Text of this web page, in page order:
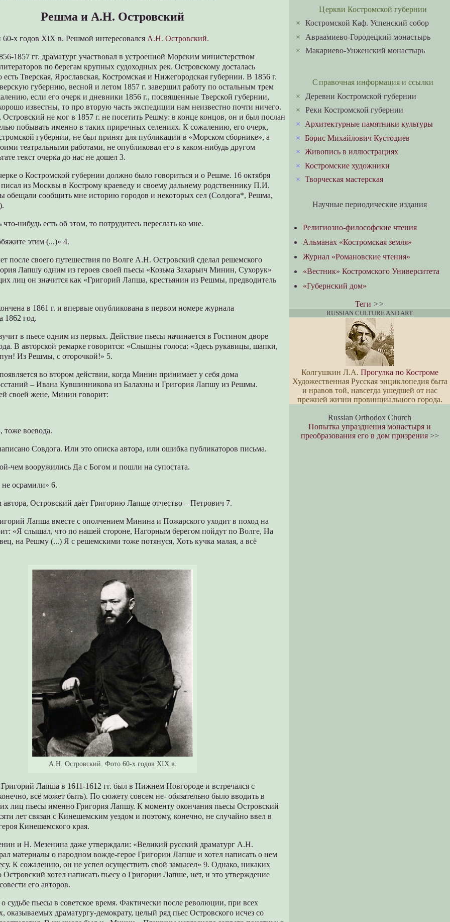
Решма и А.Н. Островский
х годов XIX в. Решмой интересовался А.Н. Островский.
1857 гг. драматург участвовал в устроенной Морским министерством
по берегам крупных судоходных рек. Островскому досталась
есть Тверская, Ярославская, Костромская и Нижегородская губернии. В 1856 г.
губернию, весной и летом 1857 г. завершил работу по остальным трем
если его очерк и дневники 1856 г., посвященные Тверской губернии,
известны, то про вторую часть экспедиции нам неизвестно почти ничего.
Островский не мог в 1857 г. не посетить Решму: в конце концов, он и был послан
побывать именно в таких приречных селениях. К сожалению, его очерк,
губернии, не был принят для публикации в «Морском сборнике», а
театральными работами, не опубликовал его в каком-нибудь другом
текст очерка до нас не дошел 3.
о Костромской губернии должно было говориться и о Решме. 16 октября
писал из Москвы в Кострому краеведу и своему дальнему родственнику П.И.
обещали сообщить мне историю городов и некоторых сел (Солдога*, Решма,
нибудь есть об этом, то потрудитесь переслать ко мне.
этим (...)» 4.
после своего путешествия по Волге А.Н. Островский сделал решемского
Лапшу одним из героев своей пьесы «Козьма Захарьич Минин, Сухорук»
лиц он значится как «Григорий Лапша, крестьянин из Решмы, предводитель
в 1861 г. и впервые опубликована в первом номере журнала
1862 год.
в пьесе одним из первых. Действие пьесы начинается в Гостином дворе
В авторской ремарке говорится: «Слышны голоса: «Здесь рукавицы, шапки,
Из Решмы, с оторочкой!» 5.
во втором действии, когда Минин принимает у себя дома
– Ивана Кувшинникова из Балахны и Григория Лапшу из Решмы.
своей жене, Минин говорит:
воевода.
Совдога. Или это описка автора, или ошибка публикаторов письма.
чем вооружились Да с Богом и пошли на супостата.
осрамили» 6.
автора, Островский даёт Григорию Лапше отчество – Петрович 7.
Лапша вместе с ополчением Минина и Пожарского уходит в поход на
«Я слышал, что по нашей стороне, Нагорным берегом пойдут по Волге, На
на Решму (...) Я с решемскими тоже потянуся, Хоть кучка малая, а всё
А.Н. Островский. Фото 60-х годов XIX в.
Лапша в 1611-1612 гг. был в Нижнем Новгороде и встречался с
всё может быть). По сюжету совсем не- обязательно было вводить в
лиц пьесы именно Григория Лапшу. К моменту окончания пьесы Островский
лет связан с Кинешемским уездом и поэтому, конечно, не случайно ввел в
Кинешемского края.
и Н. Мезенина даже утверждали: «Великий русский драматург А.Н.
материалы о народном вожде-герое Григории Лапше и хотел написать о нем
К сожалению, он не успел осуществить свой замысел» 9. Однако, никаких
хотел написать пьесу о Григории Лапше, нет, и это утверждение
его авторов.
о судьбе пьесы в советское время. Фактически после революции, при всех
оказываемых драматургу-демократу, целый ряд пьес Островского исчез со
Церкви Костромской губернии
×Костромской Каф. Успенский собор
Авраамиево-Городецкий монастырь
×Макариево-Унженский монастырь
Справочная информация и ссылки
Деревни Костромской губернии
×Реки Костромской губернии
Архитектурные памятники культуры
×Борис Михайлович Кустодиев
×Живопись в иллюстрациях
×Костромские художники
×Творческая мастерская
Научные периодические издания
Религиозно-философские чтения
Альманах «Костромская земля»
Журнал «Романовские чтения»
«Вестник» Костромского Университета
«Губернский дом»
Теги >>
RUSSIAN CULTURE AND ART
Колгушкин Л.А. Прогулка по Костроме
Художественная Русская энциклопедия быта
и нравов той, навсегда ушедшей от нас
прежней жизни провинциального города.
Russian Orthodox Church
Попытка упразднения монастыря и
преобразования его в дом призрения>>